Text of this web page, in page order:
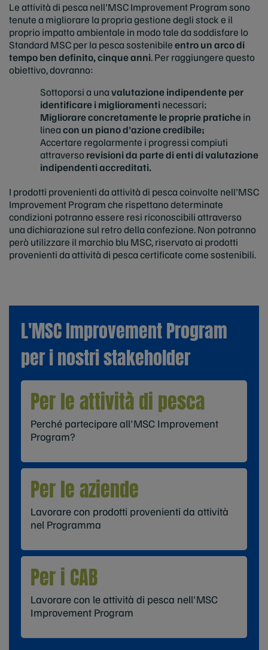
Le attività di pesca nell'MSC ImprovementProgram sono
tenute a migliorare la propria gestione degli stock e il
proprio impatto ambientale in modo tale da soddisfare lo
Standard MSC per la pesca sostenibileentro un arco di
tempo ben definito, cinque anni. Per raggiungere questo
obiettivo, dovranno:
Sottoporsi a unavalutazione indipendente per
identificare i miglioramentinecessari;
Migliorare concretamente le proprie pratichein
lineacon un piano d'azione credibile;
Accertare regolarmente i progressi compiuti
attraversorevisioni da parte di enti di valutazione
indipendenti accreditati.
I prodotti provenienti da attività di pesca coinvolte nell'MSC
ImprovementProgram che rispettano determinate
condizioni potranno essere resi riconoscibili attraverso
una dichiarazione sul retro della confezione. Non potranno
però utilizzare il marchio blu MSC, riservato ai prodotti
provenienti da attività di pesca certificate come sostenibili.
L'MSC Improvement Program
per i nostri stakeholder
Per le attività di pesca
Perché partecipare all'MSC Improvement
Program?
Per le aziende
Lavorare con prodotti provenienti da attività
nel Programma
Per i CAB
Lavorare con le attività di pesca nell'MSC
Improvement Program